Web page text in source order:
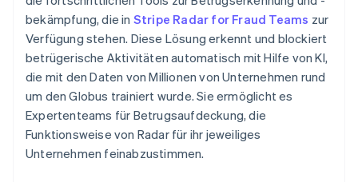
bekämpfung, die in Stripe Radar for Fraud Teams zur
Verfügung stehen. Diese Lösung erkennt und blockiert
betrügerische Aktivitäten automatisch mit Hilfe von KI,
die mit den Daten von Millionen von Unternehmen rund
um den Globus trainiert wurde. Sie ermöglicht es
Expertenteams für Betrugsaufdeckung, die
Funktionsweise von Radar für ihr jeweiliges
Unternehmen feinabzustimmen.